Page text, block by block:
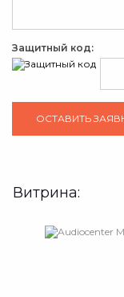
Защитный код:
Витрина: